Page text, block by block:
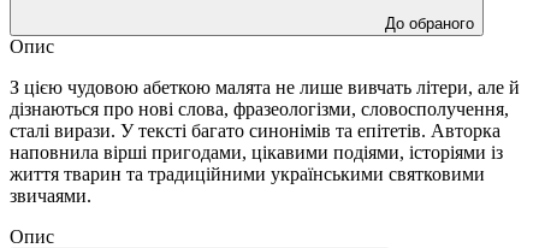
До обраного
Опис
З цією чудовою абеткою малята не лише вивчать літери, але й
дізнаються про нові слова, фразеологізми, словосполучення,
сталі вирази. У тексті багато синонімів та епітетів. Авторка
наповнила вірші пригодами, цікавими подіями, історіями із
життя тварин та традиційними українськими святковими
звичаями.
Опис